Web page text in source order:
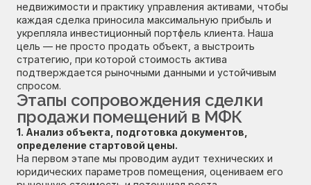
недвижимости и практику управления активами, чтобы
каждая сделка приносила максимальную прибыль и
укрепляла инвестиционный портфель клиента. Наша
цель — не просто продать объект, а выстроить
стратегию, при которой стоимость актива
подтверждается рыночными данными и устойчивым
спросом.
Этапы сопровождения сделки
продажи помещений в МФК
1. Анализ объекта, подготовка документов,
определение стартовой цены.
На первом этапе мы проводим аудит технических и
юридических параметров помещения, оцениваем его